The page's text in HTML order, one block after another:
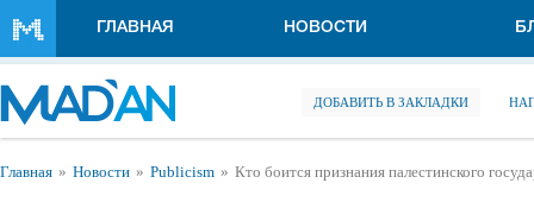
ГЛАВНАЯ НОВОСТИ
ДОБАВИТЬ В ЗАКЛАДКИ
Вы здесь
Главная Новости Publicism Кто боится признания палестинского